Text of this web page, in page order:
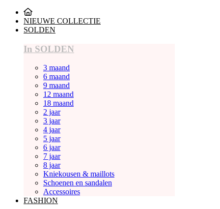
NIEUWE COLLECTIE
SOLDEN
In SOLDEN
3 maand
6 maand
9 maand
12 maand
18 maand
2 jaar
3 jaar
4 jaar
5 jaar
6 jaar
7 jaar
8 jaar
Kniekousen & maillots
Schoenen en sandalen
Accessoires
FASHION